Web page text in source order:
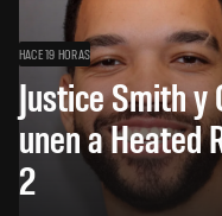
HACE 19 HORAS
Justice Smith y
unen a Heated
2